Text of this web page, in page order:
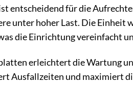
entscheidend für die
unter hoher Last. Die Einheit
die Einrichtung vereinfacht
erleichtert die Wartung
Ausfallzeiten und maximiert